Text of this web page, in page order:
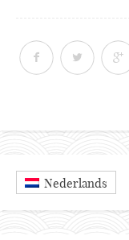
Nederlands